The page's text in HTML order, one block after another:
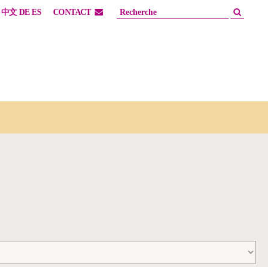
中文 DE ES CONTACT